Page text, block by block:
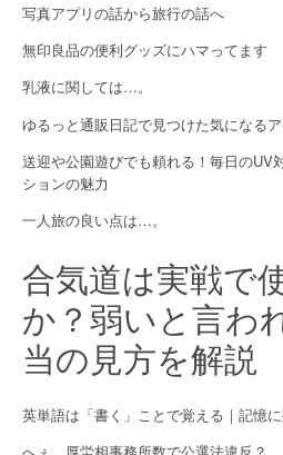
i
g
a
t
i
o
n
写真アプリの話から旅行の話へ
無印良品の便利グッズにハマってます
乳液に関しては…。
ゆるっと通販日記で見つけた気になる
送迎や公園遊びでも頼れる！毎日のUV
ションの魅力
一人旅の良い点は…。
合気道は実戦で
か？弱いと言わ
当の見方を解説
英単語は「書く」ことで覚える｜記憶